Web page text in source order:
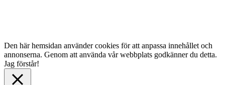
Den här hemsidan använder cookies för att anpassa innehållet och
annonserna. Genom att använda vår webbplats godkänner du detta.
Jag förstår!